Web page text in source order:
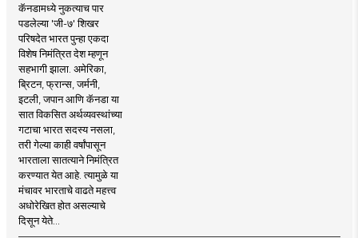
कॅनडामध्ये नुकत्याच पार
पडलेल्या 'जी-७' शिखर
परिषदेत भारत पुन्हा एकदा
विशेष निमंत्रित देश म्हणून
सहभागी झाला. अमेरिका,
ब्रिटन, फ्रान्स, जर्मनी,
इटली, जपान आणि कॅनडा या
सात विकसित अर्थव्यवस्थांच्या
गटाचा भारत सदस्य नसला,
तरी गेल्या काही वर्षांपासून
भारताला सातत्याने निमंत्रित
करण्यात येत आहे. त्यामुळे या
मंचावर भारताचे वाढते महत्त्व
अधोरेखित होत असल्याचे
दिसून येते...